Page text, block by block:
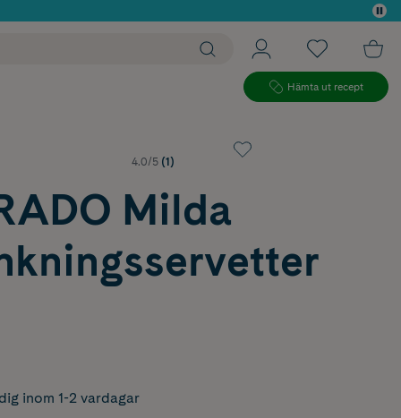
Hämta ut recept
4.0/5 (1)
Milda
inom 1-2 vardagar